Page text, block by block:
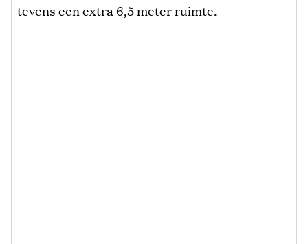
tevens een extra 6,5 meter ruimte.